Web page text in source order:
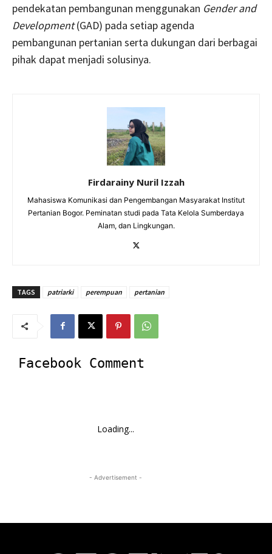
pendekatan pembangunan menggunakan Gender and
Development(GAD) pada setiap agenda
pembangunan pertanian serta dukungan dari berbagai
pihak dapat menjadi solusinya.
Firdarainy Nuril Izzah
Mahasiswa Komunikasi dan Pengembangan Masyarakat Institut
Pertanian Bogor. Peminatan studi pada Tata Kelola Sumberdaya
Alam, dan Lingkungan.
TAGS patriarki perempuan pertanian
Facebook Comment
Loading...
- Advertisement -